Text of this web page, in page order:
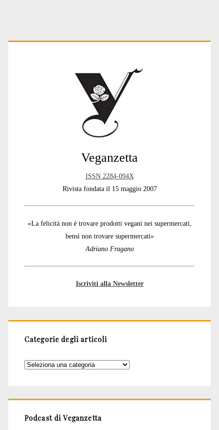
i
Primary
Veganzetta
ISSN 2284-094X
Rivista fondata il 15 maggio 2007
«La felicità non è trovare prodotti vegani nei supermercati,
bensì non trovare supermercati»
Adriano Fragano
Iscriviti alla Newsletter
Categorie degli articoli
Categorie
Podcast di Veganzetta